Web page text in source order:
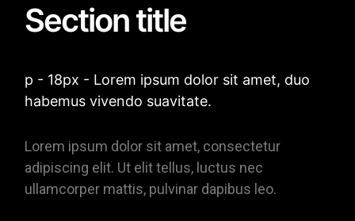
Section title
p - 18px - Lorem ipsum dolor sit amet, duo
habemus vivendo suavitate.
Lorem ipsum dolor sit amet, consectetur
adipiscing elit. Ut elit tellus, luctus nec
ullamcorper mattis, pulvinar dapibus leo.